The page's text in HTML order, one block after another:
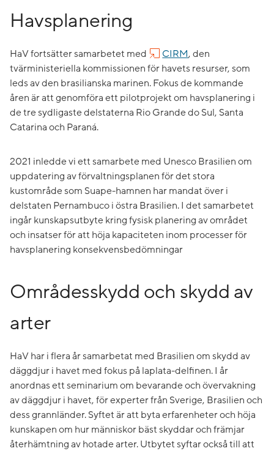
Havsplanering
HaV fortsätter samarbetet med CIRM, den
tvärministeriella kommissionen för havets resurser, som
leds av den brasilianska marinen. Fokus de kommande
åren är att genomföra ett pilotprojekt om havsplanering i
de tre sydligaste delstaterna Rio Grande do Sul, Santa
Catarina och Paraná.
2021 inledde vi ett samarbete med Unesco Brasilien om
uppdatering av förvaltningsplanen för det stora
kustområde som Suape-hamnen har mandat över i
delstaten Pernambuco i östra Brasilien. I det samarbetet
ingår kunskapsutbyte kring fysisk planering av området
och insatser för att höja kapaciteten inom processer för
havsplanering konsekvensbedömningar
Områdesskydd och skydd av
arter
HaV har i flera år samarbetat med Brasilien om skydd av
däggdjur i havet med fokus på laplata-delfinen. I år
anordnas ett seminarium om bevarande och övervakning
av däggdjur i havet, för experter från Sverige, Brasilien och
dess grannländer. Syftet är att byta erfarenheter och höja
kunskapen om hur människor bäst skyddar och främjar
återhämtning av hotade arter. Utbytet syftar också till att